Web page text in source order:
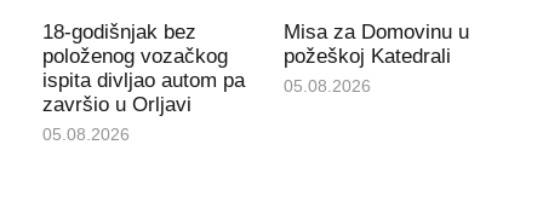
18-godišnjak bez
položenog vozačkog
ispita divljao autom pa
završio u Orljavi
05.08.2026
Misa za Domovinu u
požeškoj Katedrali
05.08.2026